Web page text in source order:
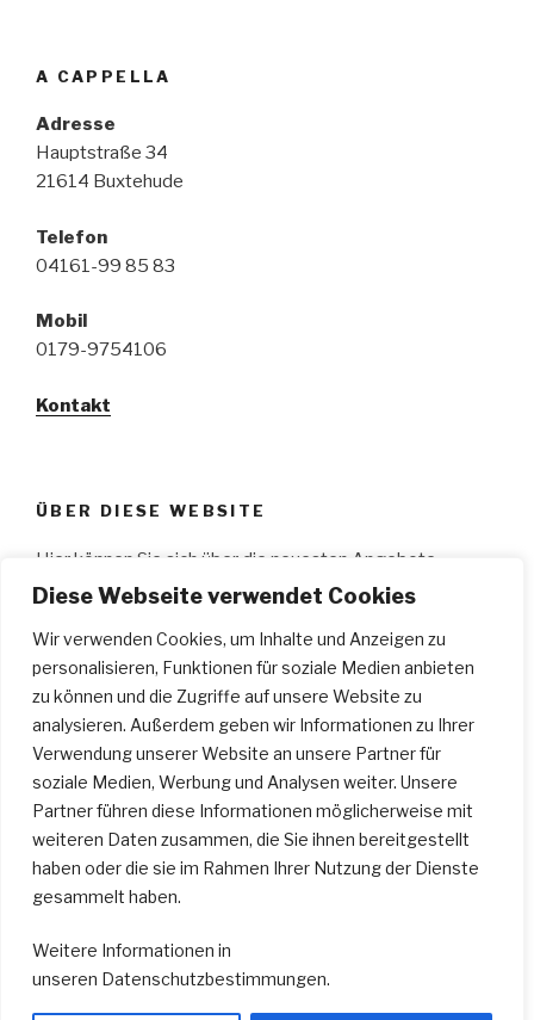
Diese Webseite verwendet Cookies
Wir verwenden Cookies, um Inhalte und Anzeigen zu
personalisieren, Funktionen für soziale Medien anbieten
zu können und die Zugriffe auf unsere Website zu
analysieren. Außerdem geben wir Informationen zu Ihrer
Verwendung unserer Website an unsere Partner für
soziale Medien, Werbung und Analysen weiter. Unsere
Partner führen diese Informationen möglicherweise mit
weiteren Daten zusammen, die Sie ihnen bereitgestellt
haben oder die sie im Rahmen Ihrer Nutzung der Dienste
gesammelt haben.
Weitere Informationen in
unseren Datenschutzbestimmungen.
A CAPPELLA
Adresse
Hauptstraße 34
21614 Buxtehude
Telefon
04161-99 85 83
Mobil
0179-9754106
Kontakt
ÜBER DIESE WEBSITE
Hier können Sie sich über die neuesten Angebote
informieren, wie z.B.: aktuelle Workshops, Ge­sangs­
unterricht, Klavier­unterricht; Bilder von Auftritten der
Schüler des „A Cappellas“ an­schauen und vieles mehr.
Wir wünschen Ihnen viel Spaß…
SUCHEN
Suche